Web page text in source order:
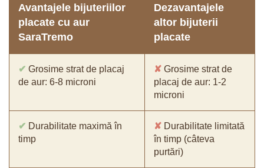
Avantajele bijuteriilor
placate cu aur
SaraTremo
Dezavantajele
altor bijuterii
placate
✔ Grosime strat de placaj
de aur: 6-8 microni
✘ Grosime strat de
placaj de aur: 1-2
microni
✔ Durabilitate maximă în
timp
✘ Durabilitate limitată
în timp (câteva
purtări)